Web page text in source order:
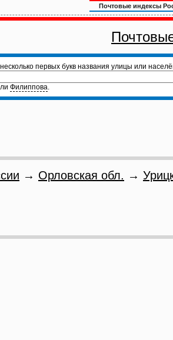
Почтовые индексы
первых букв названия улицы или
Филиппова.
→ Орловская обл. →